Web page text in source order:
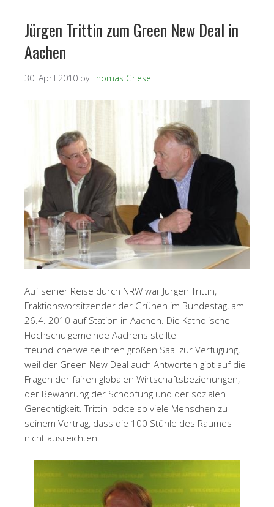
Jürgen Trittin zum Green New Deal in
Aachen
30. April 2010 byThomas Griese
Auf seiner Reise durch NRW war Jürgen Trittin,
Fraktionsvorsitzender der Grünen im Bundestag, am
26.4. 2010 auf Station in Aachen. Die Katholische
Hochschulgemeinde Aachens stellte
freundlicherweise ihren großen Saal zur Verfügung,
weil der Green New Deal auch Antworten gibt auf die
Fragen der fairen globalen Wirtschaftsbeziehungen,
der Bewahrung der Schöpfung und der sozialen
Gerechtigkeit. Trittin lockte so viele Menschen zu
seinem Vortrag, dass die 100 Stühle des Raumes
nicht ausreichten.